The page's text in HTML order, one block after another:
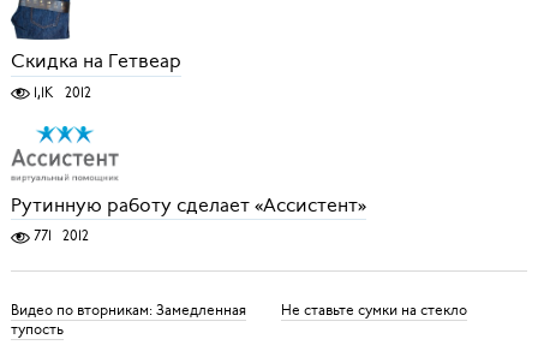
Скидка на Гетвеар
1,1K 2012
Рутинную работу сделает «Ассистент»
771 2012
Видео по вторникам: Замедленная
тупость
Не ставьте сумки на стекло